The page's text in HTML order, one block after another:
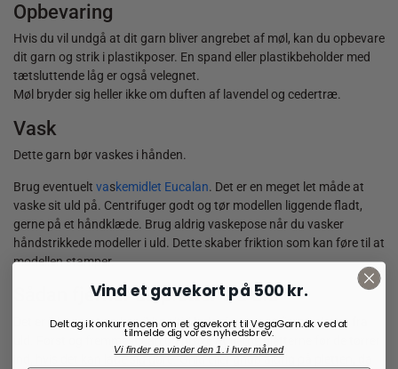
Opbevaring
Hvis du vil undgå at dit garn bliver angrebet af møl, kan du opbevare
dit garn og strik i plastikposer. En spand eller plastikbeholder med
tætsluttende låg er også velegnet.
Møl bryder sig heller ikke om duften af lavendel og cedertræ.
Vask
Dette garn bør vaskes i hånden.
Brug eventuelt vaskemidlet Eucalan. Det er en meget let måde at
vaske sit uld på. Centrifuger godt og tør modellen liggende fladt,
gerne på et håndklæde. Brug aldrig vaskepose når du vasker
håndstrikkede modeller i uld. Dette skaber friktion som kan føre til at
modellen stamper.
Sådan fjerner du pletter fra uld
Det er ikke nemt og kan ikke altid lade sig gøre at fjerne pletter fra
uld. Først og fremmest kan du prøve at fjerne pletterne før de tørrer
ind, hvis det kan lade sig gøre. Gnid eller gnub aldrig på pletten, da
Vind et gavekort på 500 kr.
Deltag i konkurrencen om et gavekort til VegaGarn.dk ved at
tilmelde dig vores nyhedsbrev.
Vi finder en vinder den 1. i hver måned